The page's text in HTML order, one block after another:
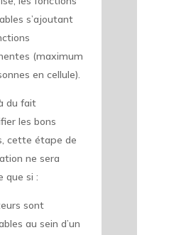
s’ajoutant
(maximum
en cellule).
du fait
les bons
cette étape de
ne sera
que si :
sont
au sein d’un